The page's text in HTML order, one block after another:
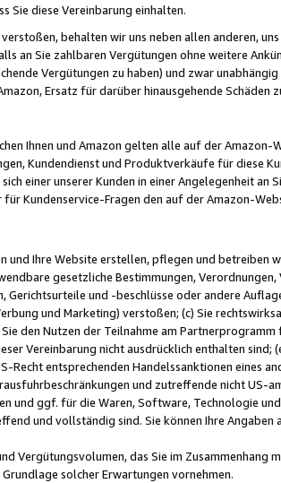
Sie diese Vereinbarung einhalten.
behalten wir uns neben allen anderen,
an Sie zahlbaren Vergütungen ohne weitere
Vergütungen zu haben) und zwar
Ersatz für darüber hinausgehende Schäden
Ihnen und Amazon gelten alle auf der Amazon-
Kundendienst und Produktverkäufe für diese
einer unserer Kunden in einer Angelegenheit an
Kundenservice-Fragen den auf der Amazon-
und Ihre Website erstellen, pflegen und betreiben
gesetzliche Bestimmungen,
und -beschlüsse oder andere
und Marketing) verstoßen; (c) Sie
den Nutzen der Teilnahme am Partnerprogramm
Vereinbarung nicht ausdrücklich enthalten sind;
entsprechenden Handelssanktionen eines
und zutreffende nicht US-
und ggf. für die Waren, Software, Technologie
und vollständig sind. Sie können Ihre Angaben
Vergütungsvolumen, das Sie im Zusammenhang
solcher Erwartungen vornehmen.